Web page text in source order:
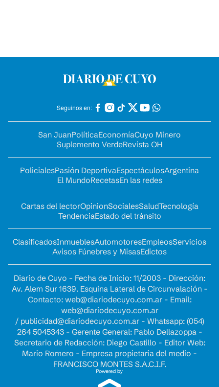
Seguinos en:
San JuanPolíticaEconomíaCuyo Minero
Suplemento VerdeRevista OH
PolicialesPasión DeportivaEspectáculosArgentina
El MundoRecetasEn las redes
Cartas del lectorOpinionSocialesSaludTecnología
TendenciaEstado del tránsito
ClasificadosInmueblesAutomotoresEmpleosServicios
Avisos Fúnebres y MisasEdictos
Diario de Cuyo - Fecha de Inicio: 11/2003 - Dirección:
Av. Alem Sur 1639. Esquina Lateral de Circunvalación -
Contacto: web@diariodecuyo.com.ar- Email:
web@diariodecuyo.com.ar
/ publicidad@diariodecuyo.com.ar- Whatsapp: (054)
264 5045343 - Gerente General: Pablo Dellazoppa -
Secretario de Redacción: Diego Castillo - Editor Web:
Mario Romero - Empresa propietaria del medio -
FRANCISCO MONTES S.A.C.I.F.